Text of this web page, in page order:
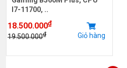
I7-11700, ..
18.500.000₫
19.500.000₫ Giỏ hàng